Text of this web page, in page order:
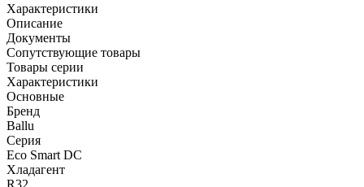
Характеристики
Описание
Документы
Сопутствующие товары
Товары серии
Характеристики
Основные
Бренд
Ballu
Серия
Eco Smart DC
Хладагент
R32